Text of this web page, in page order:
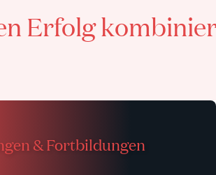
Erfolg
& Fortbildungen